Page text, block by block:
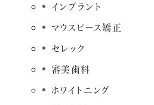
インプラント
マウスピース矯正
セレック
審美歯科
ホワイトニング